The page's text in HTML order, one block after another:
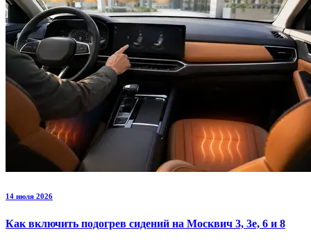
14 июля 2026
Как включить подогрев сидений на Москвич 3, 3е, 6 и 8